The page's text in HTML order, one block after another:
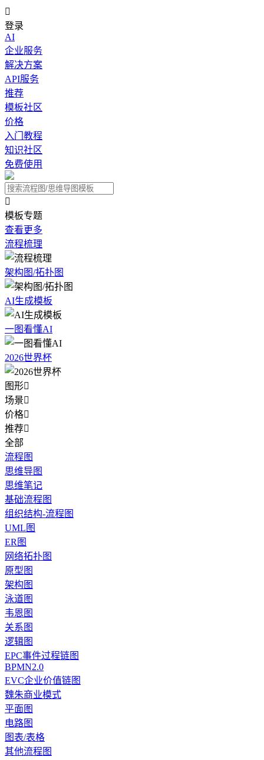

登录
AI
企业服务
解决方案
API服务
推荐
模板社区
价格
入门教程
知识社区
免费使用

模板专题
查看更多
流程梳理
架构图/拓扑图
AI生成模板
一图看懂AI
2026世界杯
图形
场景
价格
推荐
全部
流程图
思维导图
思维笔记
基础流程图
组织结构-流程图
UML图
ER图
网络拓扑图
原型图
架构图
泳道图
韦恩图
关系图
逻辑图
EPC事件过程链图
BPMN2.0
EVC企业价值链图
魏朱商业模式
平面图
电路图
图表/表格
其他流程图